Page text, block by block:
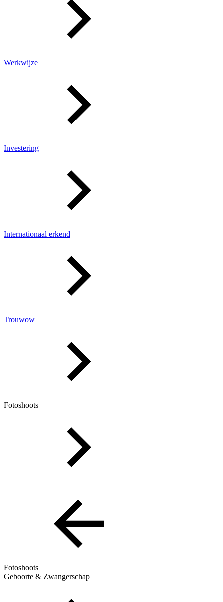
Werkwijze
Investering
Internationaal erkend
Trouwow
Fotoshoots
Fotoshoots
Geboorte & Zwangerschap